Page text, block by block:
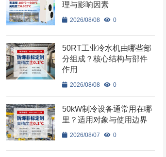
理与影响因素
2026/08/08 0
50RT工业冷水机由哪些部
分组成？核心结构与部件
作用
2026/08/08 0
50kW制冷设备通常用在哪
里？适用对象与使用边界
2026/08/07 0